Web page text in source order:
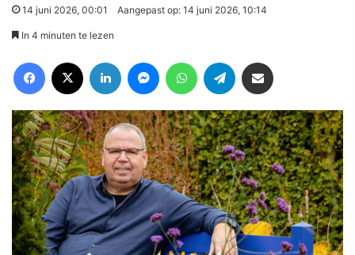
14 juni 2026, 00:01 Aangepast op: 14 juni 2026, 10:14
In 4 minuten te lezen